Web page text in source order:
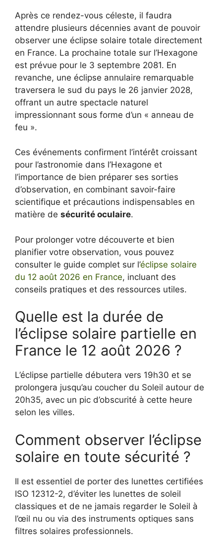
Après ce rendez-vous céleste, il faudra
attendre plusieurs décennies avant de pouvoir
observer une éclipse solaire totale directement
en France. La prochaine totale sur l’Hexagone
est prévue pour le 3 septembre 2081. En
revanche, une éclipse annulaire remarquable
traversera le sud du pays le 26 janvier 2028,
offrant un autre spectacle naturel
impressionnant sous forme d’un « anneau de
feu ».
Ces événements confirment l’intérêt croissant
pour l’astronomie dans l’Hexagone et
l’importance de bien préparer ses sorties
d’observation, en combinant savoir-faire
scientifique et précautions indispensables en
matière de sécurité oculaire.
Pour prolonger votre découverte et bien
planifier votre observation, vous pouvez
consulter le guide complet sur l’éclipse solaire
du 12 août 2026 en France, incluant des
conseils pratiques et des ressources utiles.
Quelle est la durée de
l’éclipse solaire partielle en
France le 12 août 2026 ?
L’éclipse partielle débutera vers 19h30 et se
prolongera jusqu’au coucher du Soleil autour de
20h35, avec un pic d’obscurité à cette heure
selon les villes.
Comment observer l’éclipse
solaire en toute sécurité ?
Il est essentiel de porter des lunettes certifiées
ISO 12312-2, d’éviter les lunettes de soleil
classiques et de ne jamais regarder le Soleil à
l’œil nu ou via des instruments optiques sans
filtres solaires professionnels.